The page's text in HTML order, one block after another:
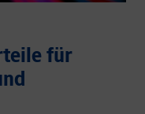
für